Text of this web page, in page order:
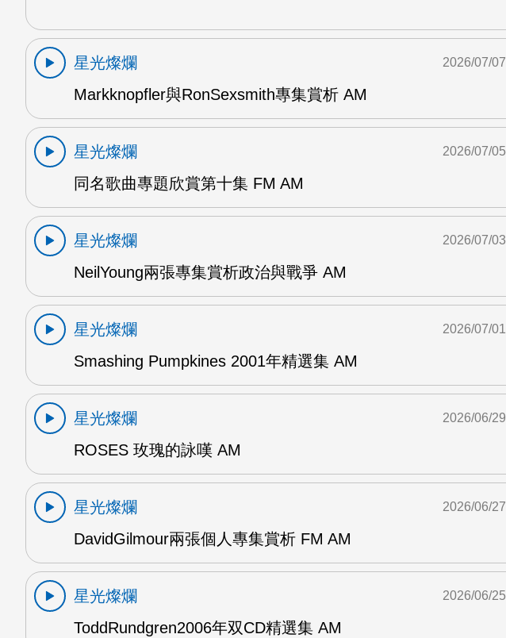
星光燦爛
Markknopfler與RonSexsmith專集賞析 AM
2026/07/07
星光燦爛
同名歌曲專題欣賞第十集 FM AM
2026/07/05
星光燦爛
NeilYoung兩張專集賞析政治與戰爭 AM
2026/07/03
星光燦爛
Smashing Pumpkines 2001年精選集 AM
2026/07/01
星光燦爛
ROSES 玫瑰的詠嘆 AM
2026/06/29
星光燦爛
DavidGilmour兩張個人專集賞析 FM AM
2026/06/27
星光燦爛
ToddRundgren2006年双CD精選集 AM
2026/06/25